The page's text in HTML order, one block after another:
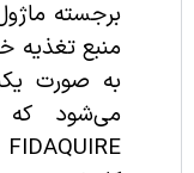
منبع تغذیه
می‌شود که